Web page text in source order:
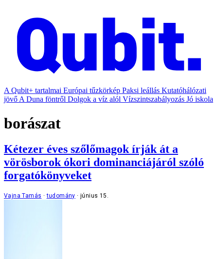
A Qubit+ tartalmai Európai tűzkörkép Paksi leállás Kutatóhálózati
jövő A Duna föntről Dolgok a víz alól Vízszintszabályozás Jó iskola
borászat
Kétezer éves szőlőmagok írják át a
vörösborok ókori dominanciájáról szóló
forgatókönyveket
Vajna Tamás tudomány június 15.